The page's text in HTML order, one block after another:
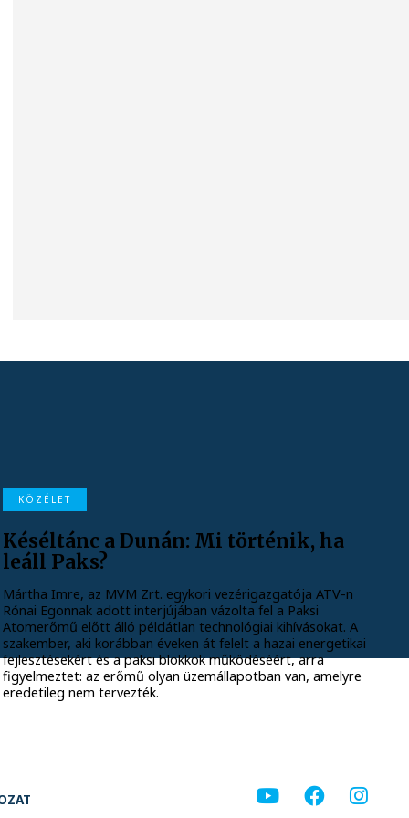
KÖZÉLET
Késéltánc a Dunán: Mi történik, ha
leáll Paks?
Mártha Imre, az MVM Zrt. egykori vezérigazgatója ATV-n
Rónai Egonnak adott interjújában vázolta fel a Paksi
Atomerőmű előtt álló példátlan technológiai kihívásokat. A
szakember, aki korábban éveken át felelt a hazai energetikai
fejlesztésekért és a paksi blokkok működéséért, arra
figyelmeztet: az erőmű olyan üzemállapotban van, amelyre
eredetileg nem tervezték.